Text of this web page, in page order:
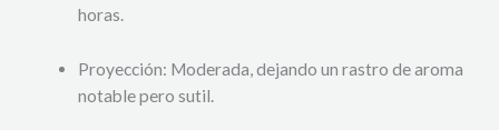
horas.
Proyección: Moderada, dejando un rastro de aroma
notable pero sutil.